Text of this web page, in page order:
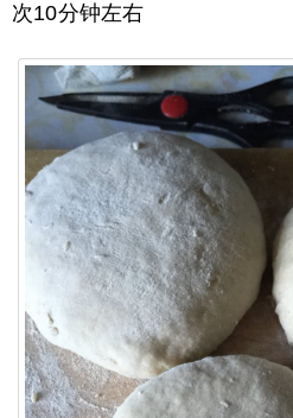
次10分钟左右